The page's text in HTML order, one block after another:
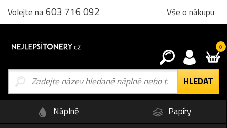
Volejte na603 716 092 Vše o nákupu
0
Náplně
Papíry